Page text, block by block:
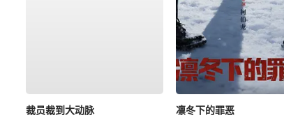
裁员裁到大动脉
凛冬下的罪恶